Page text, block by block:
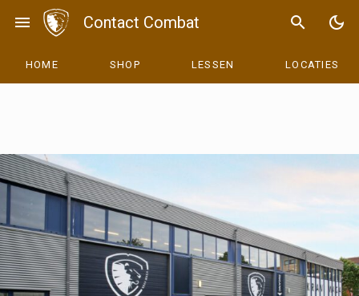
menu Contact Combat search dark_mode
HOME SHOP LESSEN LOCATIES